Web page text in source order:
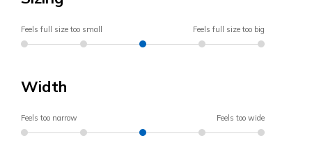
Feels full size too small Feels full size too big
Width
Feels too narrow Feels too wide